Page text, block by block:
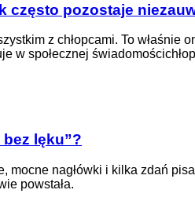
często pozostaje
z chłopcami. To
w społecznej
lęku”?
mocne nagłówki i kilka zdań
powstała.